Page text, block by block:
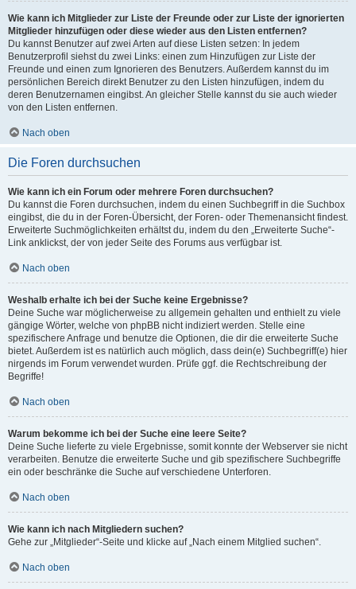
Wie kann ich Mitglieder zur Liste der Freunde oder zur Liste der ignorierten
Mitglieder hinzufügen oder diese wieder aus den Listen entfernen?
Du kannst Benutzer auf zwei Arten auf diese Listen setzen: In jedem
Benutzerprofil siehst du zwei Links: einen zum Hinzufügen zur Liste der
Freunde und einen zum Ignorieren des Benutzers. Außerdem kannst du im
persönlichen Bereich direkt Benutzer zu den Listen hinzufügen, indem du
deren Benutzernamen eingibst. An gleicher Stelle kannst du sie auch wieder
von den Listen entfernen.
Nach oben
Die Foren durchsuchen
Wie kann ich ein Forum oder mehrere Foren durchsuchen?
Du kannst die Foren durchsuchen, indem du einen Suchbegriff in die Suchbox
eingibst, die du in der Foren-Übersicht, der Foren- oder Themenansicht findest.
Erweiterte Suchmöglichkeiten erhältst du, indem du den „Erweiterte Suche“-
Link anklickst, der von jeder Seite des Forums aus verfügbar ist.
Nach oben
Weshalb erhalte ich bei der Suche keine Ergebnisse?
Deine Suche war möglicherweise zu allgemein gehalten und enthielt zu viele
gängige Wörter, welche von phpBB nicht indiziert werden. Stelle eine
spezifischere Anfrage und benutze die Optionen, die dir die erweiterte Suche
bietet. Außerdem ist es natürlich auch möglich, dass dein(e) Suchbegriff(e) hier
nirgends im Forum verwendet wurden. Prüfe ggf. die Rechtschreibung der
Begriffe!
Nach oben
Warum bekomme ich bei der Suche eine leere Seite?
Deine Suche lieferte zu viele Ergebnisse, somit konnte der Webserver sie nicht
verarbeiten. Benutze die erweiterte Suche und gib spezifischere Suchbegriffe
ein oder beschränke die Suche auf verschiedene Unterforen.
Nach oben
Wie kann ich nach Mitgliedern suchen?
Gehe zur „Mitglieder“-Seite und klicke auf „Nach einem Mitglied suchen“.
Nach oben